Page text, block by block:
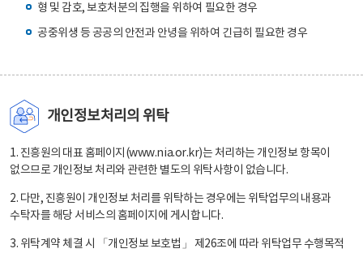
형 및 감호, 보호처분의 집행을 위하여 필요한 경우
공중위생 등 공공의 안전과 안녕을 위하여 긴급히 필요한 경우
개인정보처리의 위탁
1. 진흥원의 대표 홈페이지(www.nia.or.kr)는 처리하는 개인정보 항목이
없으므로 개인정보 처리와 관련한 별도의 위탁사항이 없습니다.
2. 다만, 진흥원이 개인정보 처리를 위탁하는 경우에는 위탁업무의 내용과
수탁자를 해당 서비스의 홈페이지에 게시합니다.
3. 위탁계약 체결 시 「개인정보 보호법」 제26조에 따라 위탁업무 수행목적